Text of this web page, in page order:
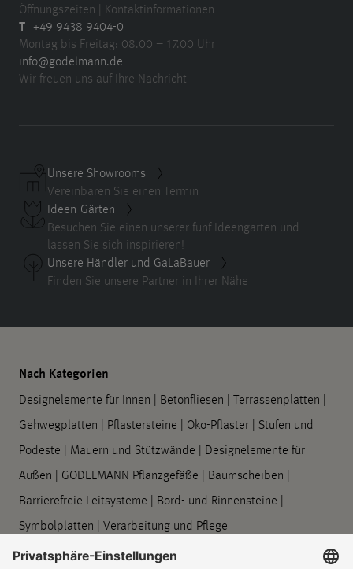
Öffnungszeiten | Kontaktinformationen
T +49 9438 9404-0
Montag bis Freitag: 08.00 – 17.00 Uhr
info@godelmann.de
Wir freuen uns auf Ihre Nachricht
Unsere Showrooms
Vereinbaren Sie einen Termin
Ideen-Gärten
Besuchen Sie einen unserer fünf Ideengärten und
lassen Sie sich inspirieren!
Unsere Händler und GaLaBauer
Finden Sie unsere Partner in Ihrer Nähe
Nach Kategorien
Designelemente für Innen | Betonfliesen | Terrassenplatten |
Gehwegplatten | Pflastersteine | Öko-Pflaster | Stufen und
Podeste | Mauern und Stützwände | Designelemente für
Außen | GODELMANN Pflanzgefäße | Baumscheiben |
Barrierefreie Leitsysteme | Bord- und Rinnensteine |
Symbolplatten | Verarbeitung und Pflege
Unternehmen